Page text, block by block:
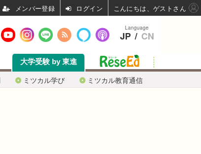
ミツカル学び ミツカル教育通信
大学受験 by 東進
Language
JP / CN
ログイン こんにちは、ゲストさん